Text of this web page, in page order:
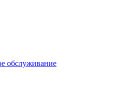
обслуживание